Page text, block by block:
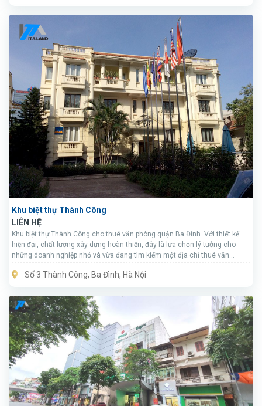
Khu biệt thự Thành Công
LIÊN HỆ
Khu biệt thự Thành Công cho thuê văn phòng quận Ba Đình. Với thiết kế
hiện đại, chất lượng xây dựng hoàn thiện, đây là lựa chọn lý tưởng cho
những doanh nghiệp nhỏ và vừa đang tìm kiếm một địa chỉ thuê văn
Số 3 Thành Công, Ba Đình, Hà Nội